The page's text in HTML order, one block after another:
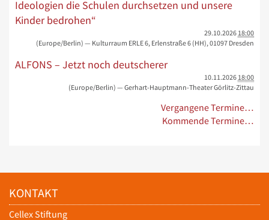
Ideologien die Schulen durchsetzen und unsere
Kinder bedrohen“
29.10.2026 18:00
(Europe/Berlin) — Kulturraum ERLE 6, Erlenstraße 6 (HH), 01097 Dresden
ALFONS – Jetzt noch deutscherer
10.11.2026 18:00
(Europe/Berlin) — Gerhart-Hauptmann-Theater Görlitz-Zittau
Vergangene Termine…
Kommende Termine…
KONTAKT
Cellex Stiftung